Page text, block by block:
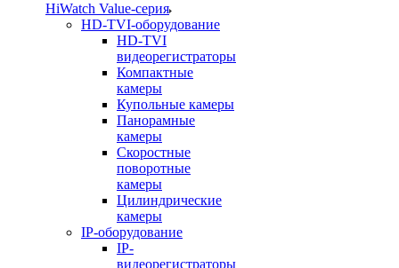
HiWatch Value-серия
HD-TVI-оборудование
HD-TVI
видеорегистраторы
Компактные
камеры
Купольные камеры
Панорамные
камеры
Скоростные
поворотные
камеры
Цилиндрические
камеры
IP-оборудование
IP-
видеорегистраторы